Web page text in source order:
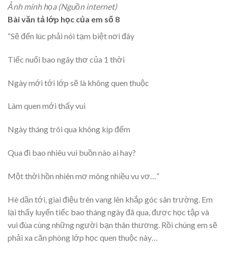
Ảnh minh họa (Nguồn internet)
Bài văn tả lớp học của em số 8
“Sẽ đến lúc phải nói tạm biệt nơi đây
Tiếc nuối bao ngây thơ của 1 thời
Ngày mới tới lớp sẽ là không quen thuộc
Làm quen mới thấy vui
Ngày tháng trôi qua không kịp đếm
Qua đi bao nhiêu vui buồn nào ai hay?
Một thời hồn nhiên mơ mông nhiều vu vơ…”
Hè dần tới, giai điệu trên vang lên khắp góc sân trường. Em
lại thấy luyến tiếc bao tháng ngày đã qua, được học tập và
vui đùa cùng những người bạn thân thương. Rồi chúng em sẽ
phải xa căn phòng lớp học quen thuộc này…